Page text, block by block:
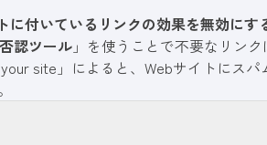
に付いているリンクの効果を無効にす
認ツール 」を使うことで不要なリンク
site 」によると、Webサイトにス